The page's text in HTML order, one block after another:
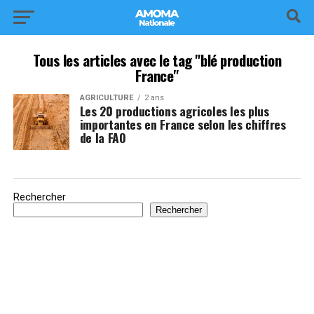
Tous les articles avec le tag "blé production
France"
AGRICULTURE 2 ans
Les 20 productions agricoles les plus
importantes en France selon les chiffres
de la FAO
Rechercher
Rechercher